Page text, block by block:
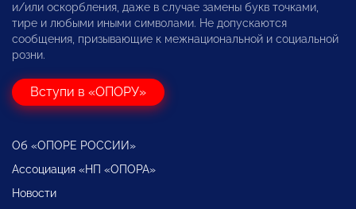
и/или оскорбления, даже в случае замены букв точками,
тире и любыми иными символами. Не допускаются
сообщения, призывающие к межнациональной и социальной
розни.
Вступи в «ОПОРУ»
Об «ОПОРЕ РОССИИ»
Ассоциация «НП «ОПОРА»
Новости